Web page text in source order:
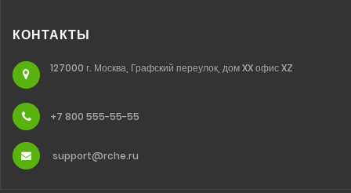
КОНТАКТЫ
127000 г. Москва, Графский переулок, дом XX офис XZ
+7 800 555-55-55
support@rche.ru